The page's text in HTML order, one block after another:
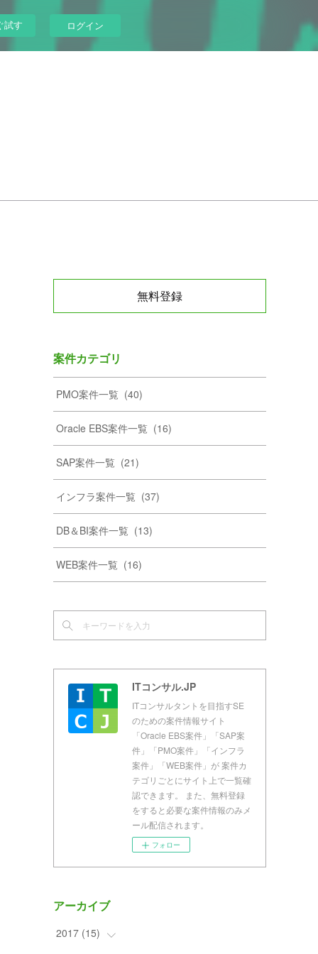
試す ログイン
無料登録
案件カテゴリ
PMO案件一覧 (40)
Oracle EBS案件一覧 (16)
SAP案件一覧 (21)
インフラ案件一覧 (37)
DB＆BI案件一覧 (13)
WEB案件一覧 (16)
ITコンサル.JP
ITコンサルタントを目指すSE
のための案件情報サイト
「Oracle EBS案件」「SAP案
件」「PMO案件」「インフラ
案件」「WEB案件」が 案件カ
テゴリごとにサイト上で一覧確
認できます。 また、無料登録
をすると必要な案件情報のみメ
ール配信されます。
フォロー
アーカイブ
2017 (15)